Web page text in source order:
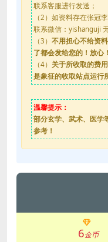
联系客服进行发送；
（2）如资料存在张冠
联系微信：yishanguji
（3） 不用担心不给资
了都会发给您的！放心！
（4） 关于所收取的费
是象征的收取站点运行
温馨提示：
部分玄学、武术、医学
参考！
6金币